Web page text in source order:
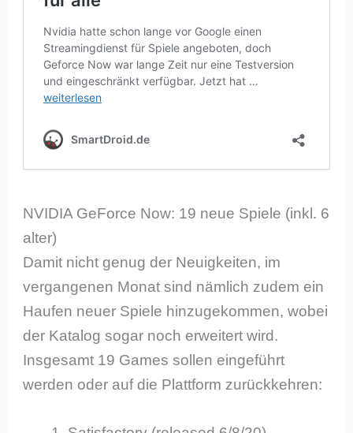
NVIDIA GeForce Now: 19 neue Spiele (inkl. 6
alter)
Damit nicht genug der Neuigkeiten, im
vergangenen Monat sind nämlich zudem ein
Haufen neuer Spiele hinzugekommen, wobei
der Katalog sogar noch erweitert wird.
Insgesamt 19 Games sollen eingeführt
werden oder auf die Plattform zurückkehren: